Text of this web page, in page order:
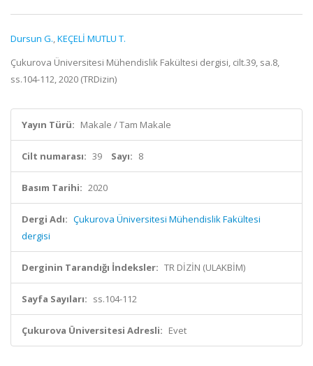
Dursun G.,KEÇELİ MUTLU T.
Çukurova Üniversitesi Mühendislik Fakültesi dergisi, cilt.39, sa.8,
ss.104-112, 2020 (TRDizin)
Yayın Türü: Makale / Tam Makale
Cilt numarası: 39 Sayı: 8
Basım Tarihi: 2020
Dergi Adı: Çukurova Üniversitesi Mühendislik Fakültesi
dergisi
Derginin Tarandığı İndeksler: TR DİZİN (ULAKBİM)
Sayfa Sayıları: ss.104-112
Çukurova Üniversitesi Adresli: Evet